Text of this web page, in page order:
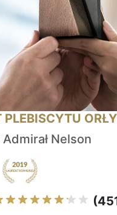
PLEBISCYTU ORŁY
Nelson